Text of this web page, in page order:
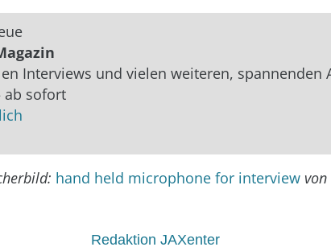
Interviews und vielen weiteren, spannenden
ab sofort
hand held microphone for interview
Redaktion JAXenter